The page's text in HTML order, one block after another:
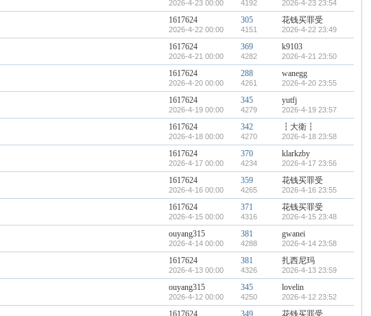
2026-4-23 00:00 4192 2026-4-23 23:54
1617624
2026-4-22 00:00
305
4151
花钱买罪受
2026-4-22 23:49
1617624
2026-4-21 00:00
369
4282
k9103
2026-4-21 23:50
1617624
2026-4-20 00:00
288
4261
wanegg
2026-4-20 23:55
1617624
2026-4-19 00:00
345
4279
yutfj
2026-4-19 23:57
1617624
2026-4-18 00:00
342
4270
┇大衛┇
2026-4-18 23:58
1617624
2026-4-17 00:00
370
4234
klarkzby
2026-4-17 23:56
1617624
2026-4-16 00:00
359
4265
花钱买罪受
2026-4-16 23:55
1617624
2026-4-15 00:00
371
4316
花钱买罪受
2026-4-15 23:48
ouyang315
2026-4-14 00:00
381
4288
gwanei
2026-4-14 23:58
1617624
2026-4-13 00:00
381
4326
扎西尼玛
2026-4-13 23:59
ouyang315
2026-4-12 00:00
345
4250
lovelin
2026-4-12 23:52
1617624 349 花钱买罪受